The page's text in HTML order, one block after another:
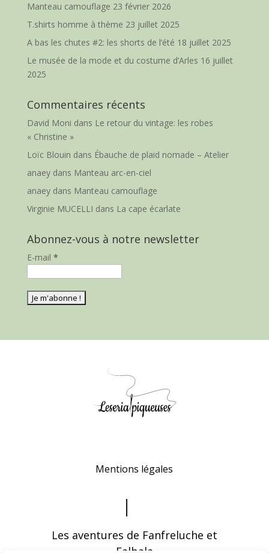
Manteau camouflage 23 février 2026
T.shirts homme à thème 23 juillet 2025
A bas les chutes #2: les shorts de l’été 18 juillet 2025
Le musée de la mode et du costume d’Arles 16 juillet
2025
Commentaires récents
David Moni dans Le retour du vintage: les robes
« Christine »
Loïc Blouin dans Ébauche de plaid nomade – Atelier
anaeydans Manteau arc-en-ciel
anaeydans Manteau camouflage
Virginie MUCELLI dans La cape écarlate
Abonnez-vous à notre newsletter
E-mail *
Mentions légales
Les aventures de Fanfreluche et